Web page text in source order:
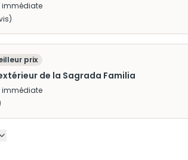
immédiate
prix
de la Sagrada Familia
immédiate